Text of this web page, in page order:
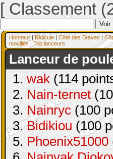
[ Classement
Honneur|Ridicule | Côté des Braves |
mouillés| Top lanceurs
Lanceur de
1. wak (114
2. Nain-ternet
3. Nainryc (100
3.Bidikiou (100
5. Phoenix51000